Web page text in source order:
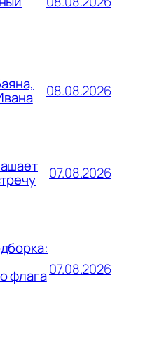
08.08.2026
07.08.2026
флага07.08.2026